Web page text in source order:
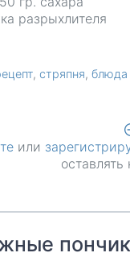
разрыхлителя
стряпня блюда
или